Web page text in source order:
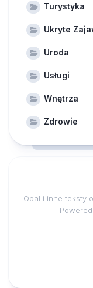
Turystyka
Ukryte
Uroda
Usługi
Wnętrza
Zdrowie
Opal i inne teksty